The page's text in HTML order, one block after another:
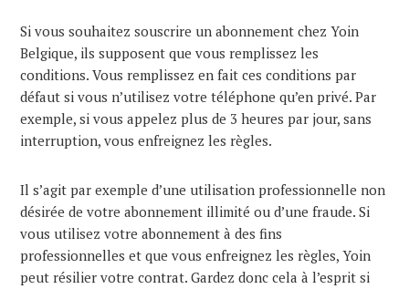
Si vous souhaitez souscrire un abonnement chez Yoin
Belgique, ils supposent que vous remplissez les
conditions. Vous remplissez en fait ces conditions par
défaut si vous n’utilisez votre téléphone qu’en privé. Par
exemple, si vous appelez plus de 3 heures par jour, sans
interruption, vous enfreignez les règles.
Il s’agit par exemple d’une utilisation professionnelle non
désirée de votre abonnement illimité ou d’une fraude. Si
vous utilisez votre abonnement à des fins
professionnelles et que vous enfreignez les règles, Yoin
peut résilier votre contrat. Gardez donc cela à l’esprit si